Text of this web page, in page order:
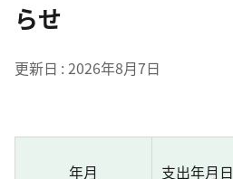
らせ
更新日 2026年8月7日
年月
支出年月日